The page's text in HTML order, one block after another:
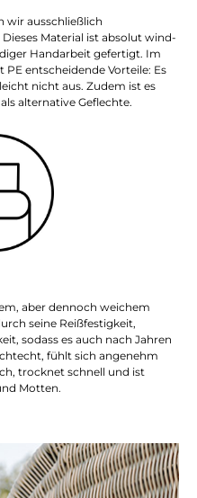
wir ausschließlich
Material ist absolut wind-
Handarbeit gefertigt. Im
PE entscheidende Vorteile: Es
nicht aus. Zudem ist es
alternative Geflechte.
aber dennoch weichem
seine Reißfestigkeit,
sodass es auch nach Jahren
fühlt sich angenehm
trocknet schnell und ist
Motten.